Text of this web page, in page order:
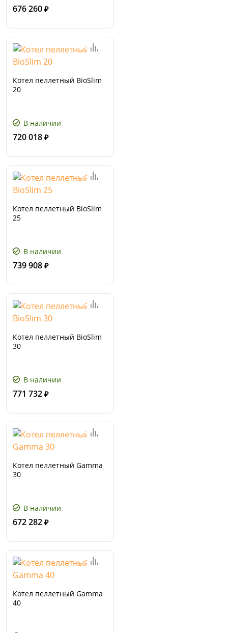
676 260 ₽
Котел пеллетный BioSlim
20
В наличии
720 018 ₽
Котел пеллетный BioSlim
25
В наличии
739 908 ₽
Котел пеллетный BioSlim
30
В наличии
771 732 ₽
Котел пеллетный Gamma
30
В наличии
672 282 ₽
Котел пеллетный Gamma
40